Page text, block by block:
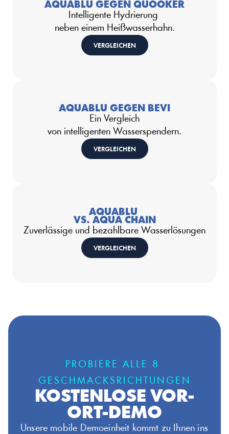
AQUABLU GEGEN QUOOKER
Intelligente Hydrierung
neben einem Heißwasserhahn.
VERGLEICHEN
AQUABLU GEGEN BEVI
Ein Vergleich
von intelligenten Wasserspendern.
VERGLEICHEN
AQUABLU
VS. AQUA CHAIN
Zuverlässige und bezahlbare Wasserlösungen
VERGLEICHEN
PROBIERE ALLE 8
GESCHMACKSRICHTUNGEN
KOSTENLOSE VOR-
ORT-DEMO
Unsere mobile Demoeinheit kommt zu Ihnen ins